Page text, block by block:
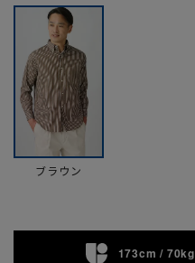
ブラウン
173cm / 70kg